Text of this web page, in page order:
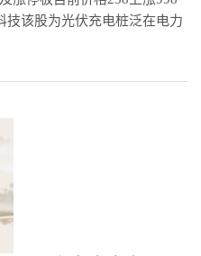
技该股为光伏充电桩泛在电力